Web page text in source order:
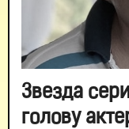
Звезда
голову